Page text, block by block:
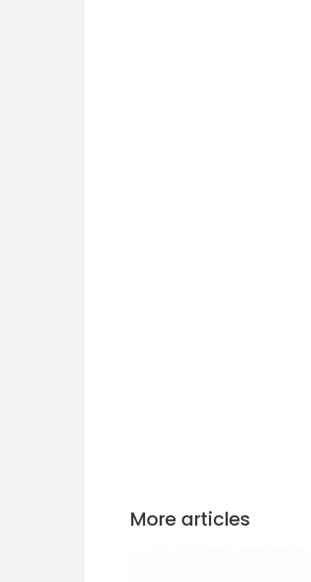
More articles